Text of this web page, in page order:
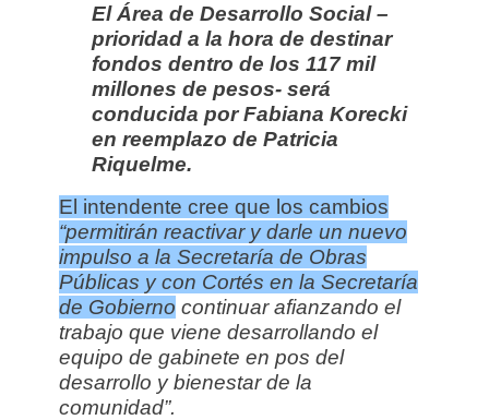
El Área de Desarrollo Social –
prioridad a la hora de destinar
fondos dentro de los 117 mil
millones de pesos- será
conducida por Fabiana Korecki
en reemplazo de Patricia
Riquelme.
El intendente cree que los cambios
“permitirán reactivar y darle un nuevo
impulso a la Secretaría de Obras
Públicas y con Cortés en la Secretaría
de Gobierno continuar afianzando el
trabajo que viene desarrollando el
equipo de gabinete en pos del
desarrollo y bienestar de la
comunidad”.